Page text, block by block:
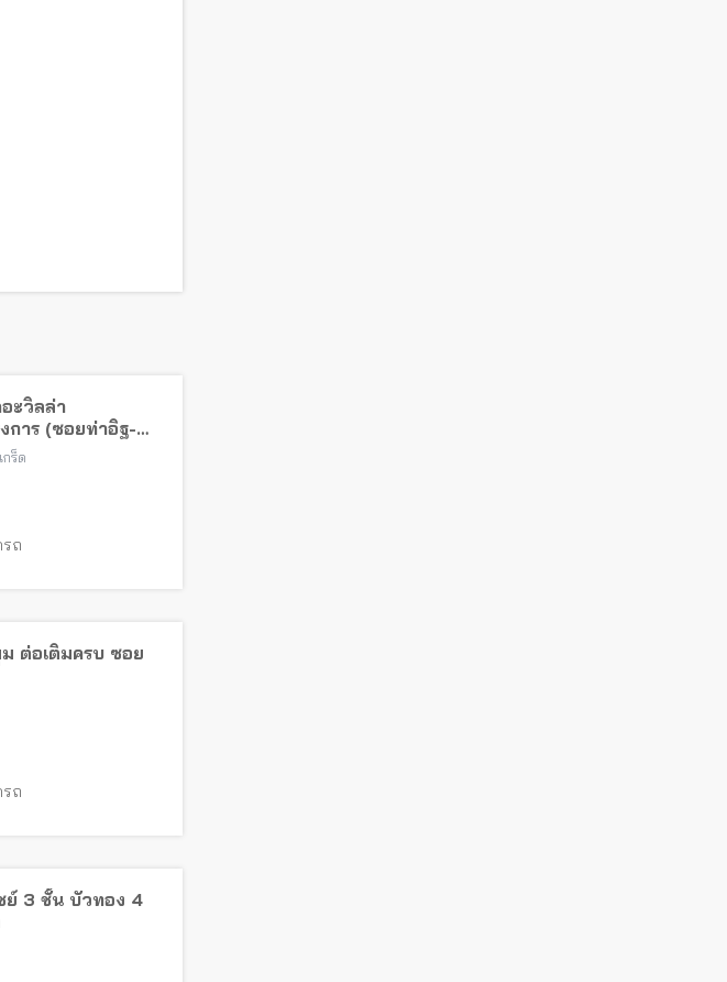
ะวิลล่า
การ (ซอยท่าอิฐ-
กร็ด
ถ
ต่อเติมครบ ซอย
ถ
ย์ 3 ชั้น บัวทอง 4